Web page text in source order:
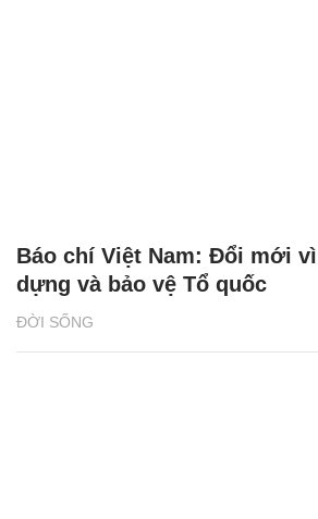
ĐỜI SỐNG
Báo chí Việt Nam: Đổi mới
dựng và bảo vệ Tổ quốc